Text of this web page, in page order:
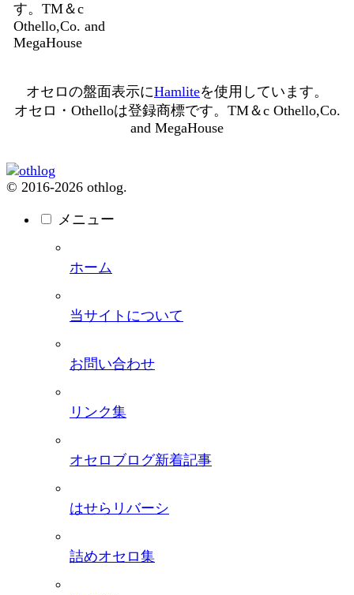
す。TM＆c
Othello,Co. and
MegaHouse
オセロの盤面表示にHamliteを使用しています。
オセロ・Othelloは登録商標です。TM＆c Othello,Co.
and MegaHouse
© 2016-2026 othlog.
メニュー
ホーム
当サイトについて
お問い合わせ
リンク集
オセロブログ新着記事
はせらリバーシ
詰めオセロ集